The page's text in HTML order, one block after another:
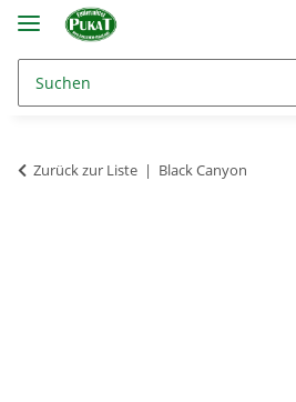
Zurück zur Liste Black Canyon